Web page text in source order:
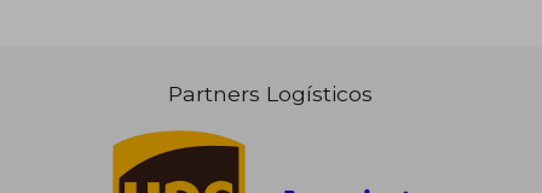
Partners Logísticos